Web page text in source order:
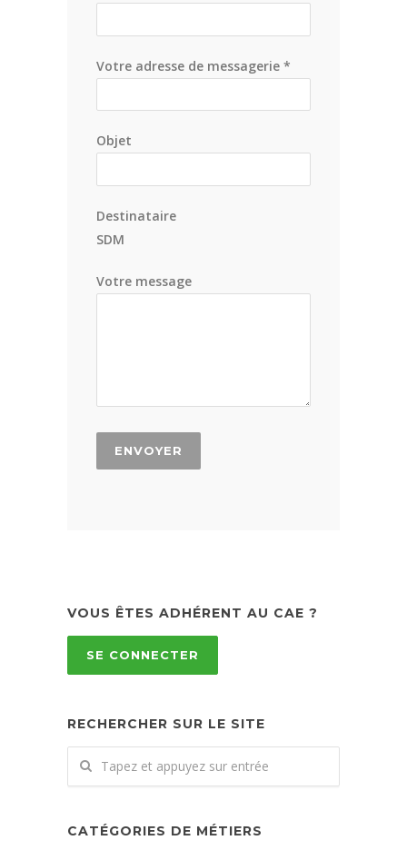
Votre adresse de messagerie *
Objet
Destinataire
SDM
Votre message
VOUS ÊTES ADHÉRENT AU CAE ?
SE CONNECTER
RECHERCHER SUR LE SITE
CATÉGORIES DE MÉTIERS